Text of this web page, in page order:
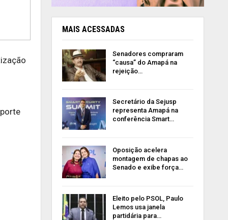
MAIS ACESSADAS
Senadores compraram
“causa” do Amapá na
rejeição…
Secretário da Sejusp
representa Amapá na
conferência Smart…
Oposição acelera
montagem de chapas ao
Senado e exibe força…
Eleito pelo PSOL, Paulo
Lemos usa janela
partidária para…